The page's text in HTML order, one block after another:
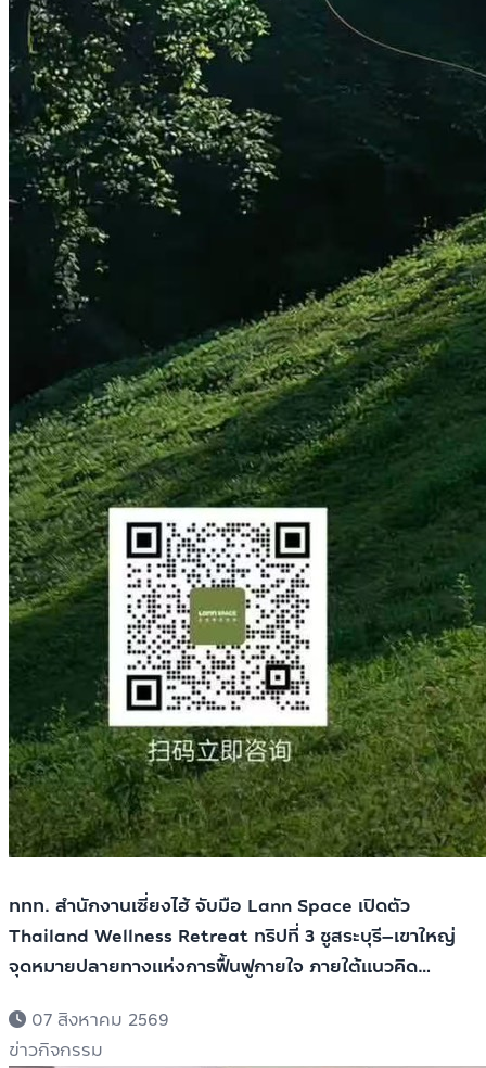
ททท. สำนักงานเซี่ยงไฮ้ จับมือ Lann Space เปิดตัว
Thailand Wellness Retreat ทริปที่ 3 ชูสระบุรี–เขาใหญ่
จุดหมายปลายทางแห่งการฟื้นฟูกายใจ ภายใต้แนวคิด
07 สิงหาคม 2569
ข่าวกิจกรรม